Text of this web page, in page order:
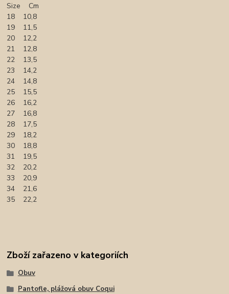
Size Cm
18 10,8
19 11,5
20 12,2
21 12,8
22 13,5
23 14,2
24 14,8
25 15,5
26 16,2
27 16,8
28 17,5
29 18,2
30 18,8
31 19,5
32 20,2
33 20,9
34 21,6
35 22,2
Zboží zařazeno v kategoriích
Obuv
Pantofle, plážová obuv Coqui